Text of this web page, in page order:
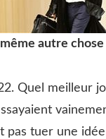
même autre
Quel meilleur
pas tuer une